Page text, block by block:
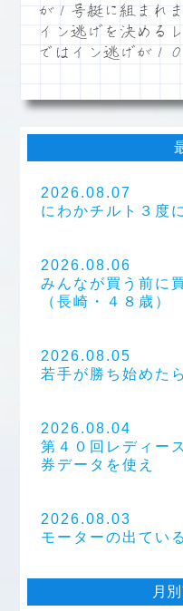
が１号艇に組まれ
イン逃げを決める
ではイン逃げが１
2026.08.07
にわかチルト３度
2026.08.06
みんなが買う前
（長崎・４８歳）
2026.08.05
若手が勝ち始めた
2026.08.04
第４０回レディー
券データを使え
2026.08.03
モーターの出てい
月